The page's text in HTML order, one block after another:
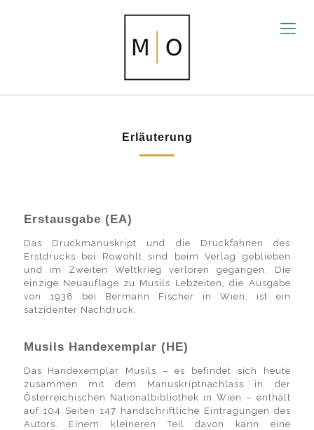
Erläuterung
Erstausgabe (EA)
Das Druckmanuskript und die Druckfahnen des
Erstdrucks bei Rowohlt sind beim Verlag geblieben
und im Zweiten Weltkrieg verloren gegangen. Die
einzige Neuauflage zu Musils Lebzeiten, die Ausgabe
von 1938 bei Bermann Fischer in Wien, ist ein
satzidenter Nachdruck.
Musils Handexemplar (HE)
Das Handexemplar Musils – es befindet sich heute
zusammen mit dem Manuskriptnachlass in der
Österreichischen Nationalbibliothek in Wien – enthält
auf 104 Seiten 147 handschriftliche Eintragungen des
Autors. Einem kleineren Teil davon kann eine